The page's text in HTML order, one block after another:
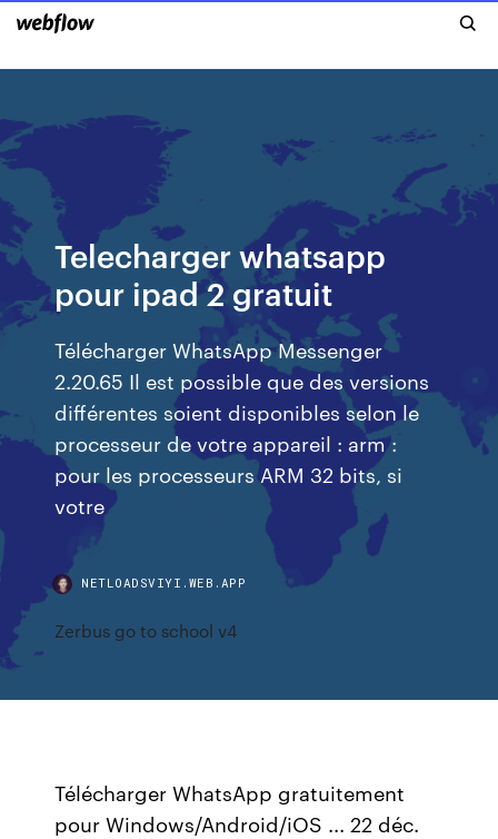
Telecharger whatsapp
pour ipad 2 gratuit
Télécharger WhatsApp Messenger
2.20.65 Il est possible que des versions
différentes soient disponibles selon le
processeur de votre appareil : arm :
pour les processeurs ARM 32 bits, si
votre
NETLOADSVIYI.WEB.APP
Zerbus go to school v4
Télécharger WhatsApp gratuitement
pour Windows/Android/iOS ... 22 déc.